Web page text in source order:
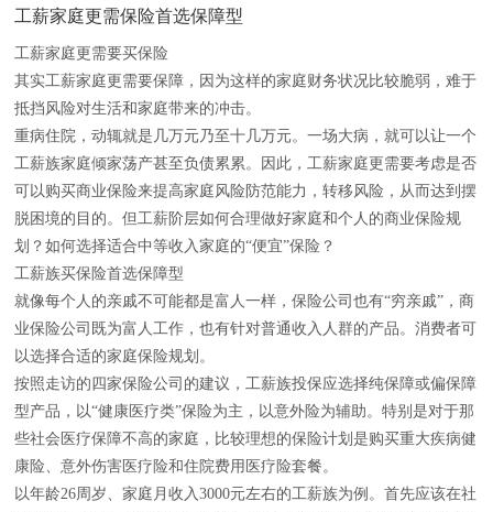
工薪家庭更需保险首选保障型
工薪家庭更需要买保险
其实工薪家庭更需要保障，因为这样的家庭财务状况比较脆弱，难于
抵挡风险对生活和家庭带来的冲击。
重病住院，动辄就是几万元乃至十几万元。一场大病，就可以让一个
工薪族家庭倾家荡产甚至负债累累。因此，工薪家庭更需要考虑是否
可以购买商业保险来提高家庭风险防范能力，转移风险，从而达到摆
脱困境的目的。但工薪阶层如何合理做好家庭和个人的商业保险规
划？如何选择适合中等收入家庭的“便宜”保险？
工薪族买保险首选保障型
就像每个人的亲戚不可能都是富人一样，保险公司也有“穷亲戚”，商
业保险公司既为富人工作，也有针对普通收入人群的产品。消费者可
以选择合适的家庭保险规划。
按照走访的四家保险公司的建议，工薪族投保应选择纯保障或偏保障
型产品，以“健康医疗类”保险为主，以意外险为辅助。特别是对于那
些社会医疗保障不高的家庭，比较理想的保险计划是购买重大疾病健
康险、意外伤害医疗险和住院费用医疗险套餐。
以年龄26周岁、家庭月收入3000元左右的工薪族为例。首先应该在社